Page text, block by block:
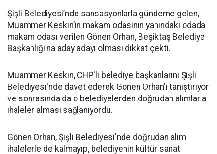
Şişli Belediyesi’nde sansasyonlarla gündeme gelen,
Muammer Keskin’in makam odasının yanındaki odada
makam odası verilen Gönen Orhan, Beşiktaş Belediye
Başkanlığı’na aday adayı olması dikkat çekti.
Muammer Keskin, CHP'li belediye başkanlarını Şişli
Belediyesi'nde davet ederek Gönen Orhan'ı tanıştırıyor
ve sonrasında da o belediyelerden doğrudan alımlarla
ihaleler alması sağlanıyordu.
Gönen Orhan, Şişli Belediyesi'nde doğrudan alım
ihalelerle de kalmayıp, belediyenin kültür sanat